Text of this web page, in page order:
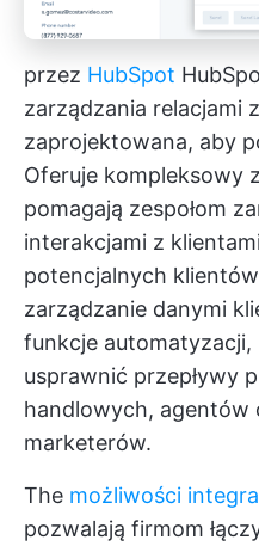
przez HubSpot
zarządzania relacjami
zaprojektowana, aby
Oferuje kompleksowy
pomagają zespołom
interakcjami z
potencjalnych
zarządzanie danymi
funkcje automatyzacji,
usprawnić przepływy
handlowych, agentów
marketerów.
The możliwości
pozwalają firmom